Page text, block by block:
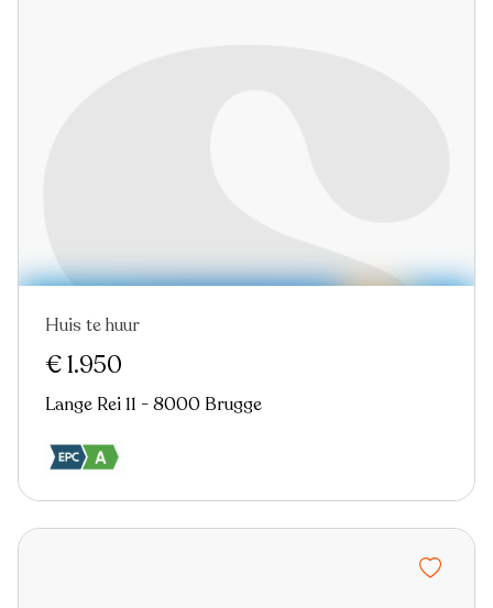
Nieuw
Huis te huur
€ 1.950
Lange Rei 11 - 8000 Brugge